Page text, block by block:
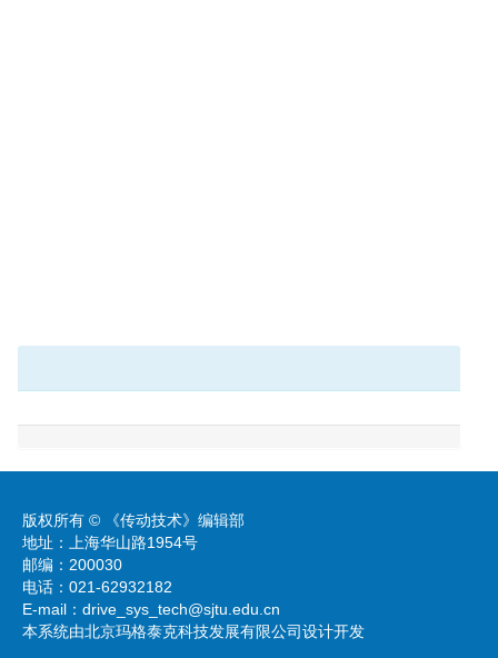
版权所有 © 《传动技术》编辑部
地址：上海华山路1954号
邮编：200030
电话：021-62932182
E-mail： drive_sys_tech@sjtu.edu.cn
本系统由北京玛格泰克科技发展有限公司设计开发